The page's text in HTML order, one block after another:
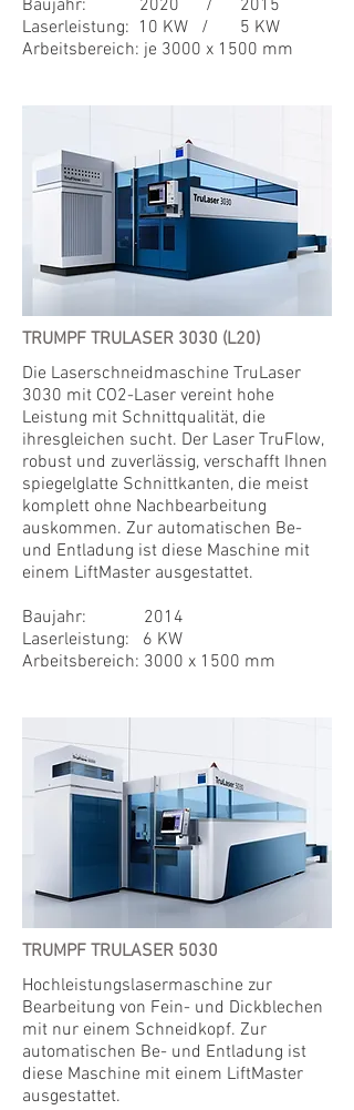
Baujahr: 2020 / 2015
Laserleistung: 10 KW / 5 KW
Arbeitsbereich: je 3000 x 1500 mm
TRUMPF TRULASER 3030 (L20)
Die Laserschneidmaschine TruLaser
3030 mit CO2-Laser vereint hohe
Leistung mit Schnittqualität, die
ihresgleichen sucht. Der Laser TruFlow,
robust und zuverlässig, verschafft Ihnen
spiegelglatte Schnittkanten, die meist
komplett ohne Nachbearbeitung
auskommen. Zur automatischen Be-
und Entladung ist diese Maschine mit
einem LiftMaster ausgestattet.
Baujahr: 2014
Laserleistung: 6 KW
Arbeitsbereich: 3000 x 1500 mm
TRUMPF TRULASER 5030
Hochleistungslasermaschine zur
Bearbeitung von Fein- und Dickblechen
mit nur einem Schneidkopf. Zur
automatischen Be- und Entladung ist
diese Maschine mit einem LiftMaster
ausgestattet.